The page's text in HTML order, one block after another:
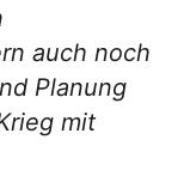
auch noch
Planung
mit